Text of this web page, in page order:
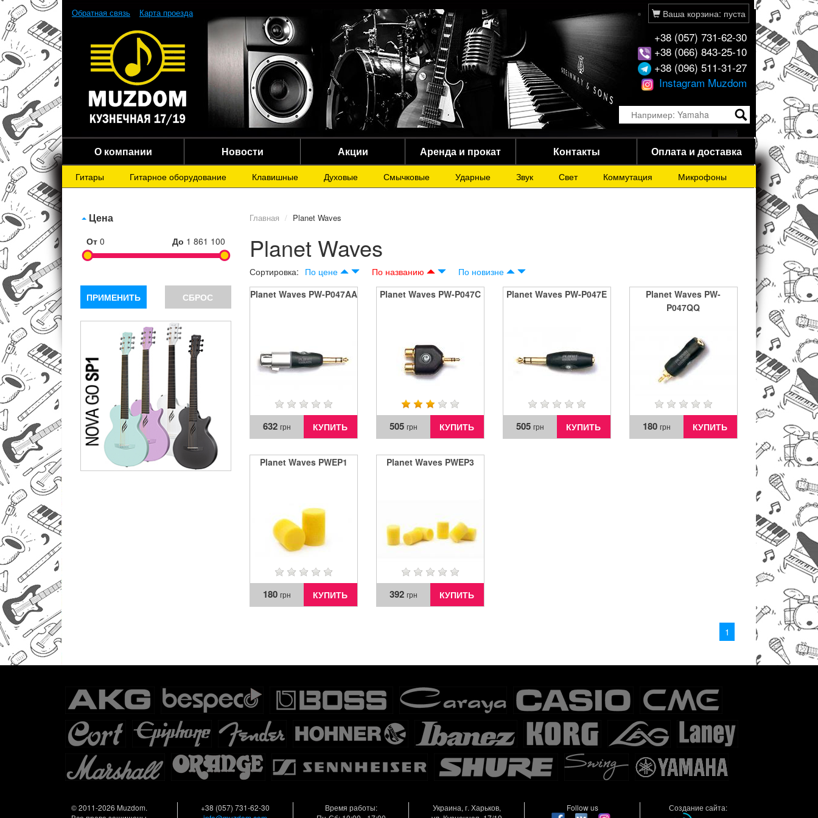
Обратная связь Карта проезда Ваша корзина: пуста
+38 (057) 731-62-30
+38 (066) 843-25-10
+38 (096) 511-31-27
Instagram Muzdom
О компании Новости Акции Аренда и прокат Контакты Оплата и доставка
Гитары Гитарное оборудование Клавишные Духовые Смычковые Ударные Звук Свет Коммутация Микрофоны
Цена
От 0 До 1 861 100
ПРИМЕНИТЬ СБРОС
Главная Planet Waves
Planet Waves
Сортировка: По цене По названию
По новизне
Planet Waves PW-P047AA
632 грн КУПИТЬ
Planet Waves PW-P047C
505 грн КУПИТЬ
Planet Waves PW-P047E
505 грн КУПИТЬ
Planet Waves PW-
P047QQ
180 грн КУПИТЬ
Planet Waves PWEP1
180 грн КУПИТЬ
Planet Waves PWEP3
392 грн КУПИТЬ
1
© 2011-2026 Muzdom.
+38 (057) 731-62-30
Время работы:
Украина, г. Харьков,
Follow us Создание сайта: